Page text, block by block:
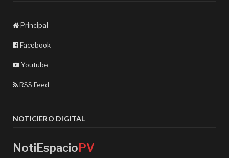
Principal
Facebook
Youtube
RSS Feed
NOTICIERO DIGITAL
NotiEspacioPV